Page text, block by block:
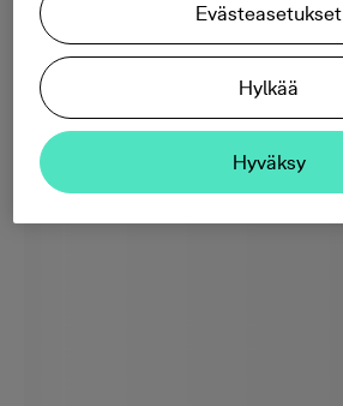
Evästeasetukset
Hylkää
Hyväksy